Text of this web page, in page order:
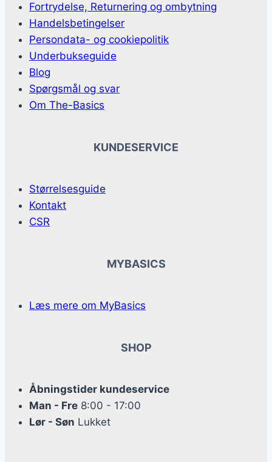
Fortrydelse, Returnering og ombytning
Handelsbetingelser
Persondata- og cookiepolitik
Underbukseguide
Blog
Spørgsmål og svar
Om The-Basics
KUNDESERVICE
Størrelsesguide
Kontakt
CSR
MYBASICS
Læs mere om MyBasics
SHOP
Åbningstider kundeservice
Man - Fre 8:00 - 17:00
Lør - Søn Lukket